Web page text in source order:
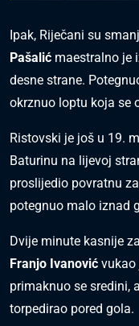
Ipak, Riječani su
Pašalić maestralno je
desne strane.
okrznuo loptu koja se
Ristovski je još u 19.
Baturinu na lijevoj
proslijedio povratnu
potegnuo malo iznad
Dvije minute kasnije
Franjo Ivanović vukao
primaknuo se sredini,
torpedirao pored gola.